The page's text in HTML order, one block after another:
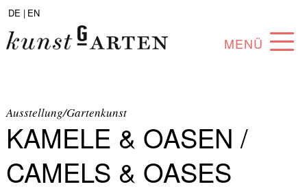
DE | EN
MENÜ
ABOUT
SAMMLUNG
KÜNSTLER*INNEN
Ausstellung/Gartenkunst
KAMELE & OASEN /
CAMELS & OASES